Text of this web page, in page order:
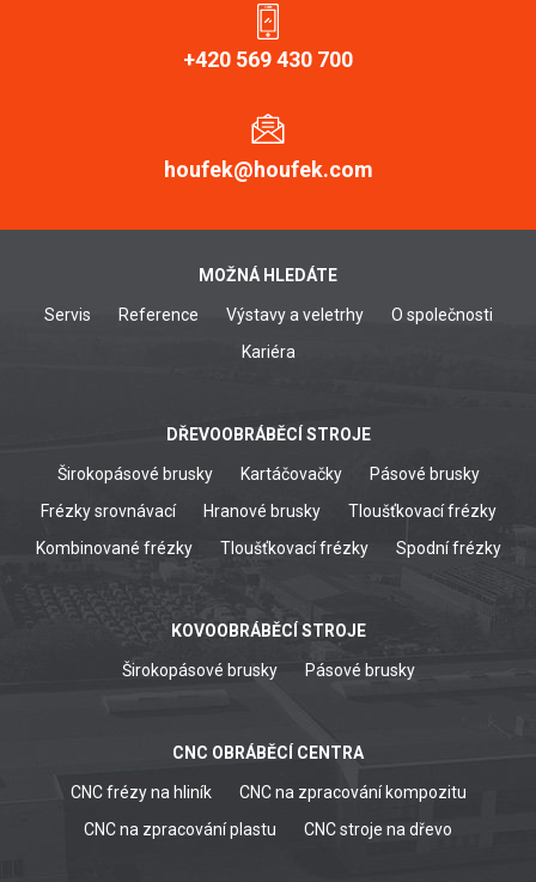
+420 569 430 700
houfek@houfek.com
MOŽNÁ HLEDÁTE
Servis Reference Výstavy a veletrhy
O společnosti
Kariéra
DŘEVOOBRÁBĚCÍ STROJE
Širokopásové brusky Kartáčovačky
Pásové brusky
Frézky srovnávací
Hranové brusky
Tloušťkovací frézky
Kombinované frézky
Tloušťkovací frézky Spodní frézky
KOVOOBRÁBĚCÍ STROJE
Širokopásové brusky Pásové brusky
CNC OBRÁBĚCÍ CENTRA
CNC frézy na hliník
CNC na zpracování kompozitu
CNC na zpracování plastu
CNC stroje na dřevo